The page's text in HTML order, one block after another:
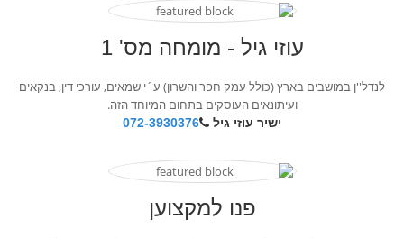
עוזי גיל - מומחה מס' 1
לנדל''ן במושבים בארץ (כולל עמק חפר והשרון) ע´י שמאים, עורכי דין, בנקאים
ועיתונאים העוסקים בתחום המיוחד הזה.
ישיר עוזי גיל 072-3930376
פנו למקצוען